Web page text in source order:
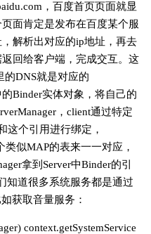
，百度首页页面就显
面肯定是发布在百度某个服
解析出对应的ip地址，再去
回给客户端，完成交互。这
的DNS就是对应的
的Binder实体对象，将自己的
，client通过特定
这个引用进行绑定，
类似MAP的表来一一对应，
拿到Server中Binder的引
知道很多系统服务都是通过
获取音量服务：
context.getSystemService